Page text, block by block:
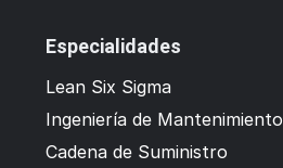
Especialidades
Lean Six Sigma
Ingeniería de Mantenimiento
Cadena de Suministro